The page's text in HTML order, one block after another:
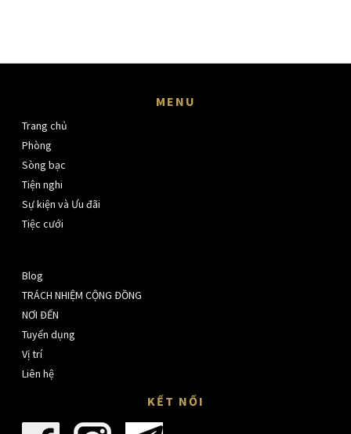
MENU
Trang chủ
Phòng
Sòng bạc
Tiện nghi
Sự kiện và Ưu đãi
Tiệc cưới
Blog
TRÁCH NHIỆM CỘNG ĐỒNG
NƠI ĐẾN
Tuyển dụng
Vị trí
Liên hệ
KẾT NỐI